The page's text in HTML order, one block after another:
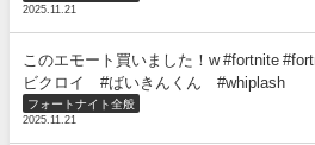
2025.11.21
このエモート買いました！w #fortnite
ビクロイ #ばいきんくん #whiplash
フォートナイト全般
2025.11.21